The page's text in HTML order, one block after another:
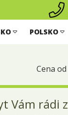
POLSKO
Cena od
Vám rádi